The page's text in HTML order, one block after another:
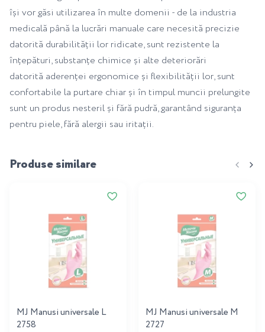
își vor găsi utilizarea în multe domenii - de la industria
medicală până la lucrări manuale care necesită precizie
datorită durabilității lor ridicate, sunt rezistente la
înțepături, substanțe chimice și alte deteriorări
datorită aderenței ergonomice și flexibilității lor, sunt
confortabile la purtare chiar și în timpul muncii prelungite
sunt un produs nesteril și fără pudră, garantând siguranța
pentru piele, fără alergii sau iritații.
Produse similare
MJ Manusi universale L
2758
MJ Manusi universale M
2727